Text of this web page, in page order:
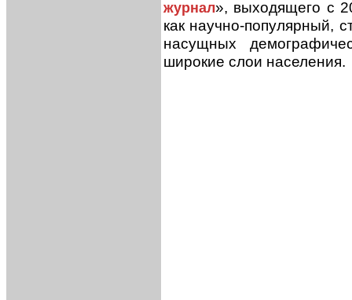
журнал», выходящего с
как научно-популярный,
насущных
широкие слои населения.